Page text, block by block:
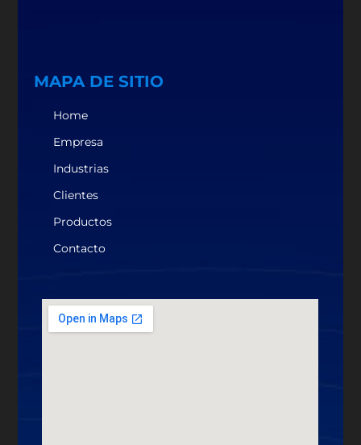
MAPA DE SITIO
Home
Empresa
Industrias
Clientes
Productos
Contacto